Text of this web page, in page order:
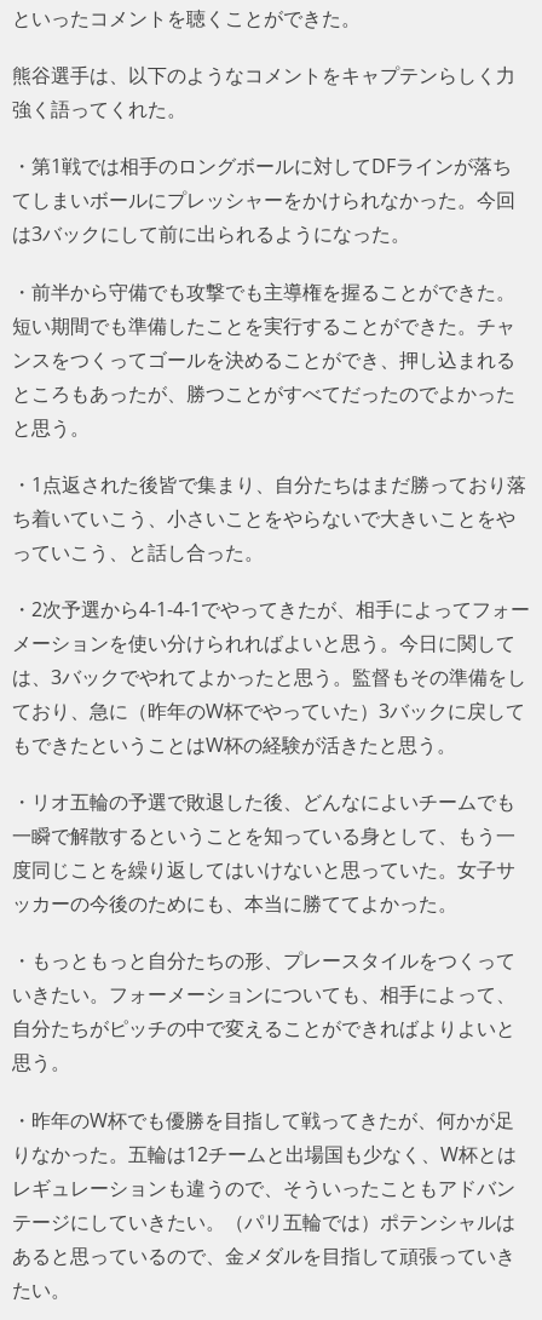
といったコメントを聴くことができた。
熊谷選手は、以下のようなコメントをキャプテンらしく力
強く語ってくれた。
・第1戦では相手のロングボールに対してDFラインが落ち
てしまいボールにプレッシャーをかけられなかった。今回
は3バックにして前に出られるようになった。
・前半から守備でも攻撃でも主導権を握ることができた。
短い期間でも準備したことを実行することができた。チャ
ンスをつくってゴールを決めることができ、押し込まれる
ところもあったが、勝つことがすべてだったのでよかった
と思う。
・1点返された後皆で集まり、自分たちはまだ勝っており落
ち着いていこう、小さいことをやらないで大きいことをや
っていこう、と話し合った。
・2次予選から4-1-4-1でやってきたが、相手によってフォー
メーションを使い分けられればよいと思う。今日に関して
は、3バックでやれてよかったと思う。監督もその準備をし
ており、急に（昨年のW杯でやっていた）3バックに戻して
もできたということはW杯の経験が活きたと思う。
・リオ五輪の予選で敗退した後、どんなによいチームでも
一瞬で解散するということを知っている身として、もう一
度同じことを繰り返してはいけないと思っていた。女子サ
ッカーの今後のためにも、本当に勝ててよかった。
・もっともっと自分たちの形、プレースタイルをつくって
いきたい。フォーメーションについても、相手によって、
自分たちがピッチの中で変えることができればよりよいと
思う。
・昨年のW杯でも優勝を目指して戦ってきたが、何かが足
りなかった。五輪は12チームと出場国も少なく、W杯とは
レギュレーションも違うので、そういったこともアドバン
テージにしていきたい。（パリ五輪では）ポテンシャルは
あると思っているので、金メダルを目指して頑張っていき
たい。